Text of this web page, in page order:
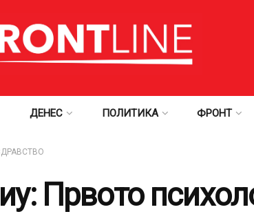
ДЕНЕС ПОЛИТИКА ФРОНТ
Првото